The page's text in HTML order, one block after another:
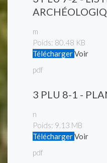
m
Poids: 80.48 KB
TéléchargerVoir
pdf
3 PLU 8-1 -
n
Poids: 9.13 MB
TéléchargerVoir
pdf